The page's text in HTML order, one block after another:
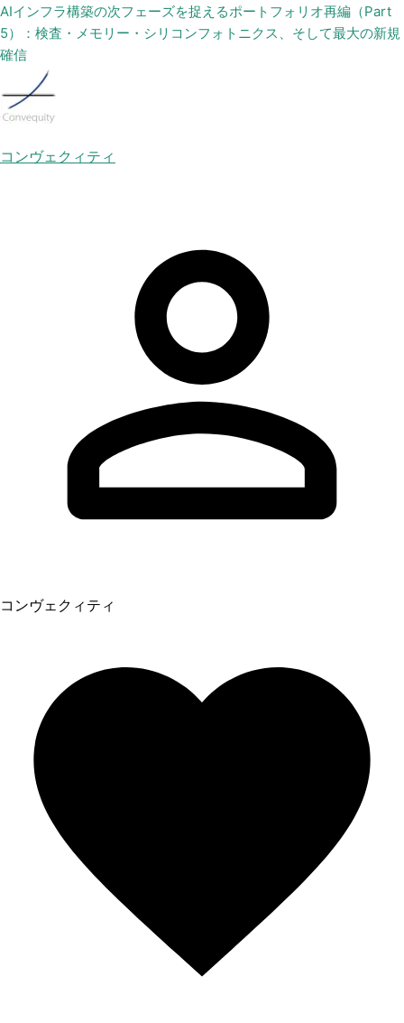
AIインフラ構築の次フェーズを捉えるポートフォリオ再編（Part
5）：検査・メモリー・シリコンフォトニクス、そして最大の新規
確信
コンヴェクィティ
コンヴェクィティ